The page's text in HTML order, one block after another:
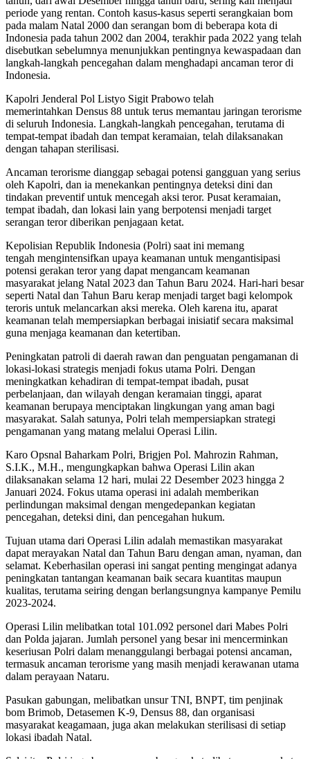
periode yang rentan. Contoh kasus-kasus seperti serangkaian bom
pada malam Natal 2000 dan serangan bom di beberapa kota di
Indonesia pada tahun 2002 dan 2004, terakhir pada 2022 yang telah
disebutkan sebelumnya menunjukkan pentingnya kewaspadaan dan
langkah-langkah pencegahan dalam menghadapi ancaman teror di
Indonesia.
Kapolri Jenderal Pol Listyo Sigit Prabowo telah
memerintahkan Densus 88 untuk terus memantau jaringan terorisme
di seluruh Indonesia. Langkah-langkah pencegahan, terutama di
tempat-tempat ibadah dan tempat keramaian, telah dilaksanakan
dengan tahapan sterilisasi.
Ancaman terorisme dianggap sebagai potensi gangguan yang serius
oleh Kapolri, dan ia menekankan pentingnya deteksi dini dan
tindakan preventif untuk mencegah aksi teror. Pusat keramaian,
tempat ibadah, dan lokasi lain yang berpotensi menjadi target
serangan teror diberikan penjagaan ketat.
Kepolisian Republik Indonesia (Polri) saat ini memang
tengah mengintensifkan upaya keamanan untuk mengantisipasi
potensi gerakan teror yang dapat mengancam keamanan
masyarakat jelang Natal 2023 dan Tahun Baru 2024. Hari-hari besar
seperti Natal dan Tahun Baru kerap menjadi target bagi kelompok
teroris untuk melancarkan aksi mereka. Oleh karena itu, aparat
keamanan telah mempersiapkan berbagai inisiatif secara maksimal
guna menjaga keamanan dan ketertiban.
Peningkatan patroli di daerah rawan dan penguatan pengamanan di
lokasi-lokasi strategis menjadi fokus utama Polri. Dengan
meningkatkan kehadiran di tempat-tempat ibadah, pusat
perbelanjaan, dan wilayah dengan keramaian tinggi, aparat
keamanan berupaya menciptakan lingkungan yang aman bagi
masyarakat. Salah satunya, Polri telah mempersiapkan strategi
pengamanan yang matang melalui Operasi Lilin.
Karo Opsnal Baharkam Polri, Brigjen Pol. Mahrozin Rahman,
S.I.K., M.H., mengungkapkan bahwa Operasi Lilin akan
dilaksanakan selama 12 hari, mulai 22 Desember 2023 hingga 2
Januari 2024. Fokus utama operasi ini adalah memberikan
perlindungan maksimal dengan mengedepankan kegiatan
pencegahan, deteksi dini, dan pencegahan hukum.
Tujuan utama dari Operasi Lilin adalah memastikan masyarakat
dapat merayakan Natal dan Tahun Baru dengan aman, nyaman, dan
selamat. Keberhasilan operasi ini sangat penting mengingat adanya
peningkatan tantangan keamanan baik secara kuantitas maupun
kualitas, terutama seiring dengan berlangsungnya kampanye Pemilu
2023-2024.
Operasi Lilin melibatkan total 101.092 personel dari Mabes Polri
dan Polda jajaran. Jumlah personel yang besar ini mencerminkan
keseriusan Polri dalam menanggulangi berbagai potensi ancaman,
termasuk ancaman terorisme yang masih menjadi kerawanan utama
dalam perayaan Nataru.
Pasukan gabungan, melibatkan unsur TNI, BNPT, tim penjinak
bom Brimob, Detasemen K-9, Densus 88, dan organisasi
masyarakat keagamaan, juga akan melakukan sterilisasi di setiap
lokasi ibadah Natal.